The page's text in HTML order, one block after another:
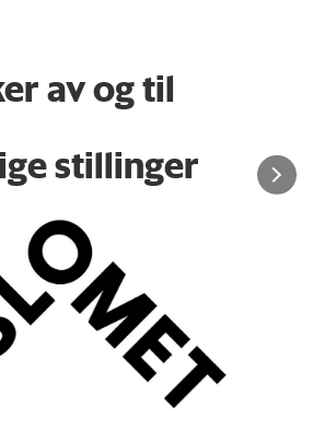
av og til
stillinger